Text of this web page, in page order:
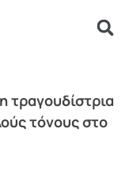
τραγουδίστρια
τόνους στο